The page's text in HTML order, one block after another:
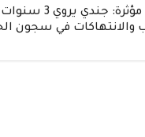
شهادة مؤثرة: جندي
والانتهاكات في سجون